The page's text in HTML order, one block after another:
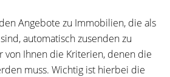
Angebote zu Immobilien, die als
automatisch zusenden zu
von Ihnen die Kriterien, denen die
muss. Wichtig ist hierbei die